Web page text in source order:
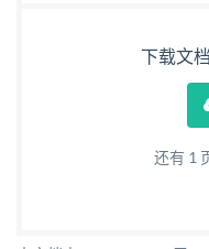
下载文
还有 1